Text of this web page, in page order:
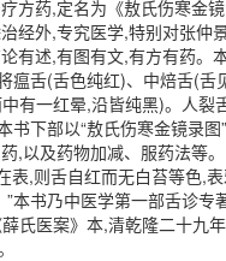
方药,定名为《敖氏伤寒金
经外,专究医学,特别对张仲
有述,有图有文,有方有药。
瘟舌(舌色纯红)、中焙舌(
有一红晕,沿皆纯黑)。人裂
下部以“敖氏伤寒金镜录
,以及药物加减、服药法等
表,则舌自红而无白苔等色,
本书乃中医学第一部舌诊
氏医案》本,清乾隆二十九